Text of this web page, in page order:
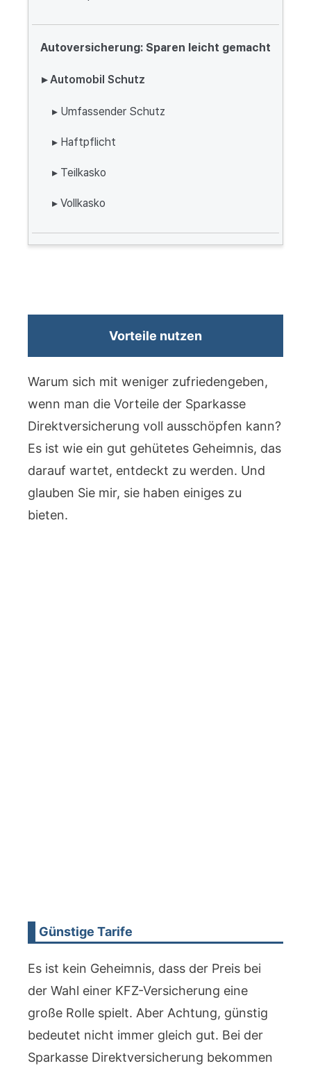
Autoversicherung: Sparen leicht gemacht
▸ Automobil Schutz
▸ Umfassender Schutz
▸ Haftpflicht
▸ Teilkasko
▸ Vollkasko
Vorteile nutzen
Warum sich mit weniger zufriedengeben,
wenn man die Vorteile der Sparkasse
Direktversicherung voll ausschöpfen kann?
Es ist wie ein gut gehütetes Geheimnis, das
darauf wartet, entdeckt zu werden. Und
glauben Sie mir, sie haben einiges zu
bieten.
Günstige Tarife
Es ist kein Geheimnis, dass der Preis bei
der Wahl einer KFZ-Versicherung eine
große Rolle spielt. Aber Achtung, günstig
bedeutet nicht immer gleich gut. Bei der
Sparkasse Direktversicherung bekommen